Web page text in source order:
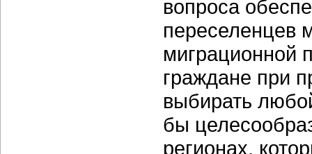
вопроса
переселенцев
миграционной
граждане при
выбирать
бы
регионах,